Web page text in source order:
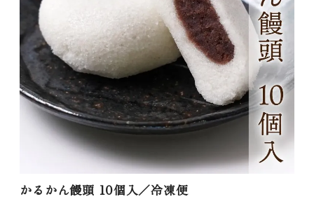
かるかん饅頭 10個入／冷凍便